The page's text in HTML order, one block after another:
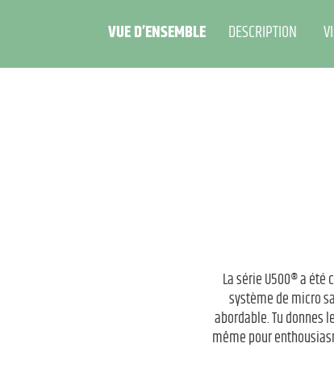
VUE D’ENSEMBLE DESCRIPTION
La série U500® a
système de micro
abordable. Tu donnes
même pour